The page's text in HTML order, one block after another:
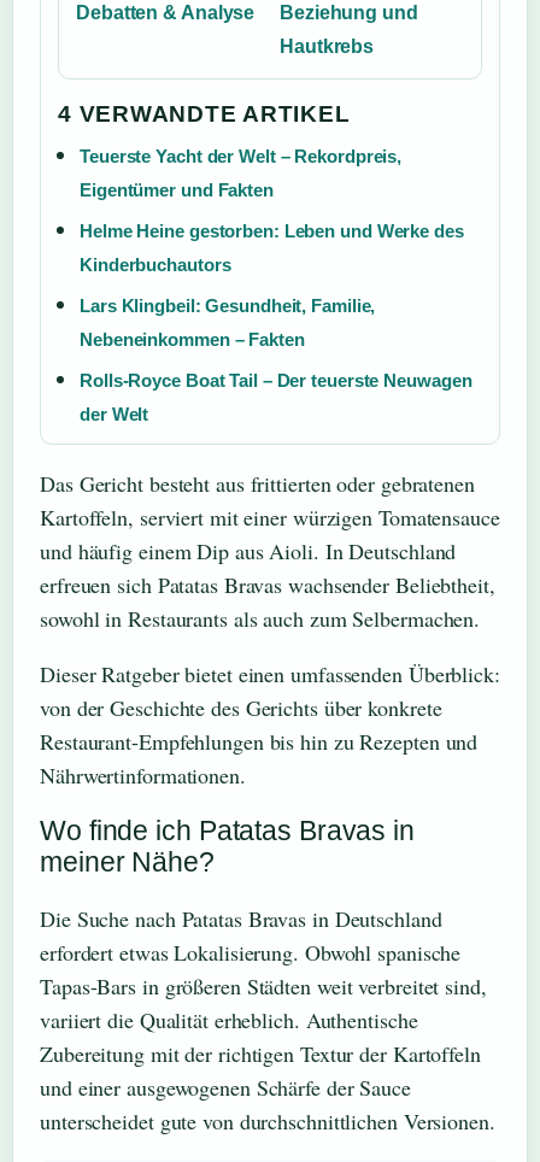
Debatten & Analyse
Beziehung und
Hautkrebs
4 VERWANDTE ARTIKEL
Teuerste Yacht der Welt – Rekordpreis,
Eigentümer und Fakten
Helme Heine gestorben: Leben und Werke des
Kinderbuchautors
Lars Klingbeil: Gesundheit, Familie,
Nebeneinkommen – Fakten
Rolls-Royce Boat Tail – Der teuerste Neuwagen
der Welt
Das Gericht besteht aus frittierten oder gebratenen
Kartoffeln, serviert mit einer würzigen Tomatensauce
und häufig einem Dip aus Aioli. In Deutschland
erfreuen sich Patatas Bravas wachsender Beliebtheit,
sowohl in Restaurants als auch zum Selbermachen.
Dieser Ratgeber bietet einen umfassenden Überblick:
von der Geschichte des Gerichts über konkrete
Restaurant-Empfehlungen bis hin zu Rezepten und
Nährwertinformationen.
Wo finde ich Patatas Bravas in
meiner Nähe?
Die Suche nach Patatas Bravas in Deutschland
erfordert etwas Lokalisierung. Obwohl spanische
Tapas-Bars in größeren Städten weit verbreitet sind,
variiert die Qualität erheblich. Authentische
Zubereitung mit der richtigen Textur der Kartoffeln
und einer ausgewogenen Schärfe der Sauce
unterscheidet gute von durchschnittlichen Versionen.